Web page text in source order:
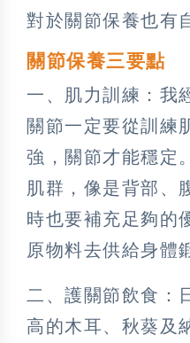
對於關節保養也有
關節保養三要點
一、肌力訓練：我
關節一定要從訓練
強，關節才能穩定
肌群，像是背部、
時也要補充足夠的
原物料去供給身體
二、護關節飲食：
高的木耳、秋葵及